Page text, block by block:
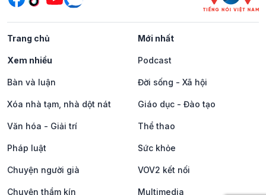
Trang chủ Mới nhất
Xem nhiều Podcast
Bàn và luận Đời sống - Xã hội
Xóa nhà tạm, nhà dột nát Giáo dục - Đào tạo
Văn hóa - Giải trí Thể thao
Pháp luật Sức khỏe
Chuyện người già VOV2 kết nối
Chuyện thầm kín Multimedia